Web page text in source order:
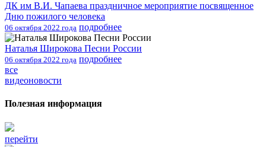
ДК им В.И. Чапаева праздничное мероприятие посвященное
Дню пожилого человека
06 октября 2022 года подробнее
Наталья Широкова Песни России
06 октября 2022 года подробнее
все
видеоновости
Полезная информация
перейти